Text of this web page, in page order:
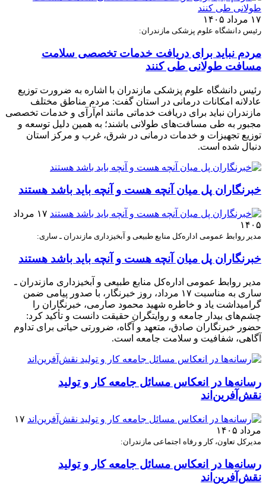
۱۷ مرداد ۱۴۰۵
رئیس دانشگاه علوم پزشکی مازندران:
مردم نباید برای دریافت خدمات تخصصی سلامت
مسافت طولانی طی کنند
رئیس دانشگاه علوم پزشکی مازندران با اشاره به ضرورت توزیع
عادلانه امکانات درمانی در استان گفت: مردم مناطق مختلف
مازندران نباید برای دریافت خدماتی مانند ام‌آر‌آی و خدمات تخصصی
مجبور به طی مسافت‌های طولانی باشند؛ به همین دلیل توسعه و
توزیع تجهیزات و خدمات درمانی در شرق، غرب و مرکز استان
دنبال شده است.
خبرنگاران پل میان آنچه هست و آنچه باید باشد هستند
۱۷ مرداد
۱۴۰۵
مدیر روابط عمومی اداره‌کل منابع طبیعی و آبخیزداری مازندران ـ ساری:
خبرنگاران پل میان آنچه هست و آنچه باید باشد هستند
مدیر روابط عمومی اداره‌کل منابع طبیعی و آبخیزداری مازندران ـ
ساری به مناسبت ۱۷ مرداد، روز خبرنگار، با صدور پیامی ضمن
گرامیداشت یاد و خاطره شهید محمود صارمی، خبرنگاران را
چشم‌های بیدار جامعه و روایتگران حقیقت دانست و تأکید کرد:
حضور خبرنگاران صادق، متعهد و آگاه، ضرورتی حیاتی برای تداوم
آگاهی، شفافیت و سلامت جامعه است.
رسانه‌ها در انعکاس مسائل جامعه کار و تولید
نقش‌آفرین‌اند
۱۷
مرداد ۱۴۰۵
مدیرکل تعاون، کار و رفاه اجتماعی مازندران:
رسانه‌ها در انعکاس مسائل جامعه کار و تولید
نقش‌آفرین‌اند